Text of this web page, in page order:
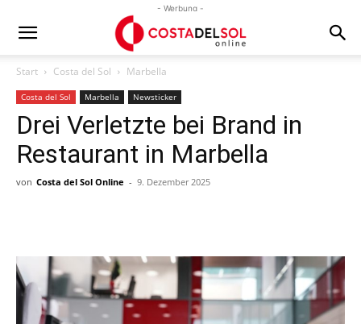
- Werbung -
Start Costa del Sol Marbella
Costa del Sol Marbella Newsticker
Drei Verletzte bei Brand in
Restaurant in Marbella
von Costa del Sol Online - 9. Dezember 2025